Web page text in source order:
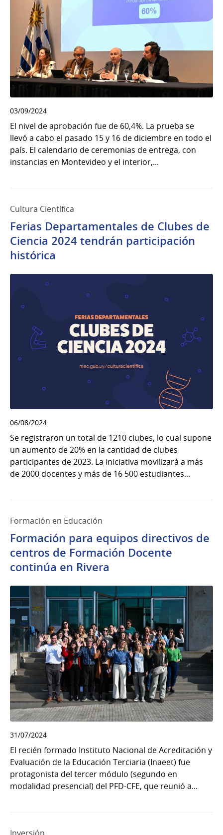
03/09/2024
El nivel de aprobación fue de 60,4%. La prueba se
llevó a cabo el pasado 15 y 16 de diciembre en todo el
país. El calendario de ceremonias de entrega, con
instancias en Montevideo y el interior,...
Cultura Científica
Ferias Departamentales de Clubes de
Ciencia 2024 tendrán participación
histórica
06/08/2024
Se registraron un total de 1210 clubes, lo cual supone
un aumento de 20% en la cantidad de clubes
participantes de 2023. La iniciativa movilizará a más
de 2000 docentes y más de 16 500 estudiantes...
Formación en Educación
Formación para equipos directivos de
centros de Formación Docente
continúa en Rivera
31/07/2024
El recién formado Instituto Nacional de Acreditación y
Evaluación de la Educación Terciaria (Inaeet) fue
protagonista del tercer módulo (segundo en
modalidad presencial) del PFD-CFE, que reunió a...